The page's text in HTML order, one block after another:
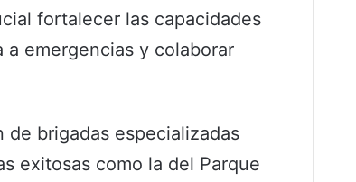
fortalecer las capacidades
a emergencias y colaborar
brigadas especializadas
exitosas como la del Parque